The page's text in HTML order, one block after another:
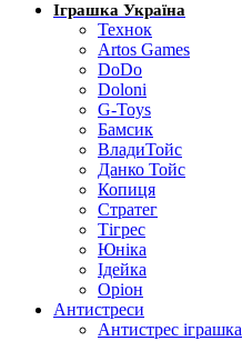
Іграшка Україна
Технок
Artos Games
DoDo
Doloni
G-Toys
Бамсик
ВладиТойс
Данко Тойс
Копиця
Стратег
Тігрес
Юніка
Ідейка
Оріон
Антистреси
Антистрес іграшка